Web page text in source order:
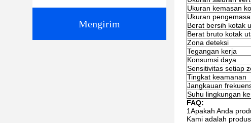
Mengirim
Ukuran kemasan
Ukuran
Berat bersih kotak
Berat bruto kotak
Zona deteksi
Tegangan kerja
Konsumsi daya
Sensitivitas setiap
Tingkat keamanan
Jangkauan
Suhu lingkungan
FAQ:
1Apakah Anda
Kami adalah